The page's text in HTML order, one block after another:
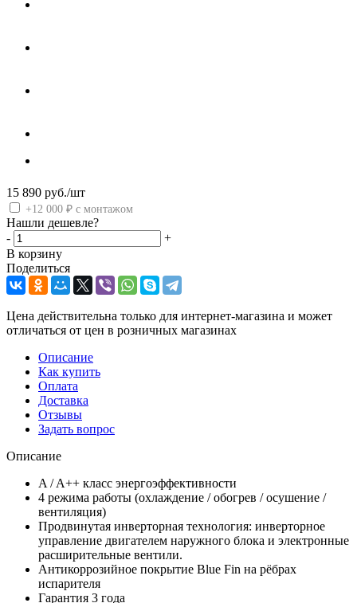
15 890 руб./шт
+12 000 ₽ с монтажом
Нашли дешевле?
-
+
В корзину
Поделиться
Цена действительна только для интернет-магазина и может
отличаться от цен в розничных магазинах
Описание
Как купить
Оплата
Доставка
Отзывы
Задать вопрос
Описание
A / A++ класс энергоэффективности
4 режима работы (охлаждение / обогрев / осушение /
вентиляция)
Продвинутая инверторная технология: инверторное
управление двигателем наружного блока и электронные
расширительные вентили.
Антикоррозийное покрытие Blue Fin на рёбрах
испарителя
Гарантия 3 года